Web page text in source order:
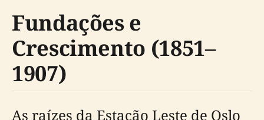
Fundações e
Crescimento (1851–
1907)
As raízes da Estação Leste de Oslo